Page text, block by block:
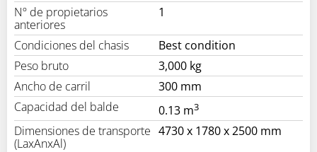
Nº de propietarios
anteriores
1
Condiciones del chasis
Best condition
Peso bruto
3,000 kg
Ancho de carril
300 mm
Capacidad del balde
0.13 m3
Dimensiones de transporte
(LaxAnxAl)
4730 x 1780 x 2500 mm